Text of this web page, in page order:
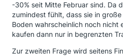
-30% seit Mitte Februar sind. Da
zumindest fühlt, dass sie in
Boden wahrscheinlich noch nicht
kaufen dann nur in begrenzten
Zur zweiten Frage wird seitens